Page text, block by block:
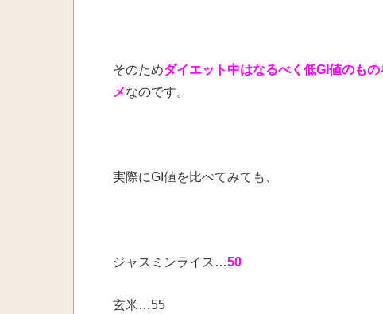
そのためダイエット中はなるべく低GI値のも
メなのです。
実際にGI値を比べてみても、
ジャスミンライス…50
玄米…55